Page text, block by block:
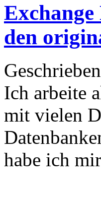
den
Ich arbeite
mit vielen
habe ich